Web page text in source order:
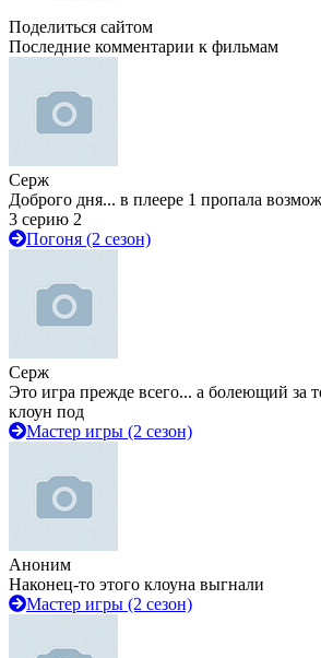
Поделиться сайтом
Последние комментарии к фильмам
Серж
Доброго дня... в плеере 1 пропала
3 серию 2
Погоня (2 сезон)
Серж
Это игра прежде всего... а болеющий за
клоун под
Мастер игры (2 сезон)
Аноним
Наконец-то этого клоуна выгнали
Мастер игры (2 сезон)